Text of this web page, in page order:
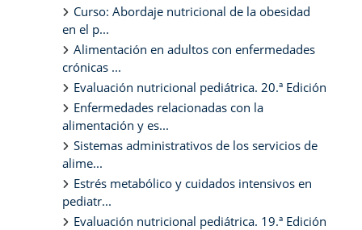
Curso: Abordaje nutricional de la obesidad
en el p...
Alimentación en adultos con enfermedades
crónicas ...
Evaluación nutricional pediátrica. 20.ª Edición
Enfermedades relacionadas con la
alimentación y es...
Sistemas administrativos de los servicios de
alime...
Estrés metabólico y cuidados intensivos en
pediatr...
Evaluación nutricional pediátrica. 19.ª Edición